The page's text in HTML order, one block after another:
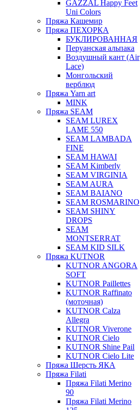
GAZZAL Happy Feet
Uni Colors
Пряжа Кашемир
Пряжа ПЕХОРКА
БУКЛИРОВАННАЯ
Перуанская альпака
Воздушный кант (Air
Lace)
Монгольский
верблюд
Пряжа Yarn art
MINK
Пряжа SEAM
SEAM LUREX
LAME 550
SEAM LAMBADA
FINE
SEAM HAWAI
SEAM Kimberly
SEAM VIRGINIA
SEAM AURA
SEAM BAIANO
SEAM ROSMARINO
SEAM SHINY
DROPS
SEAM
MONTSERRAT
SEAM KID SILK
Пряжа KUTNOR
KUTNOR ANGORA
SOFT
KUTNOR Paillettes
KUTNOR Raffinato
(моточная)
KUTNOR Calza
Allegra
KUTNOR Viverone
KUTNOR Cielo
KUTNOR Shine Pail
KUTNOR Cielo Lite
Пряжа Шерсть ЯКА
Пряжа Filati
Пряжа Filati Merino
90
Пряжа Filati Merino